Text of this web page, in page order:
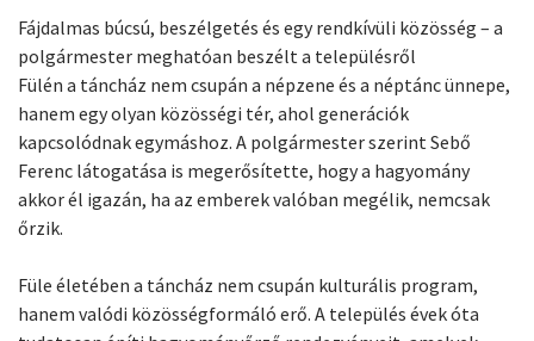
Fájdalmas búcsú, beszélgetés és egy rendkívüli közösség – a
polgármester meghatóan beszélt a településről
Fülén a táncház nem csupán a népzene és a néptánc ünnepe,
hanem egy olyan közösségi tér, ahol generációk
kapcsolódnak egymáshoz. A polgármester szerint Sebő
Ferenc látogatása is megerősítette, hogy a hagyomány
akkor él igazán, ha az emberek valóban megélik, nemcsak
őrzik.
Füle életében a táncház nem csupán kulturális program,
hanem valódi közösségformáló erő. A település évek óta